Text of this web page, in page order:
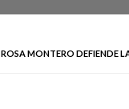
ROSA MONTERO DEFIENDE